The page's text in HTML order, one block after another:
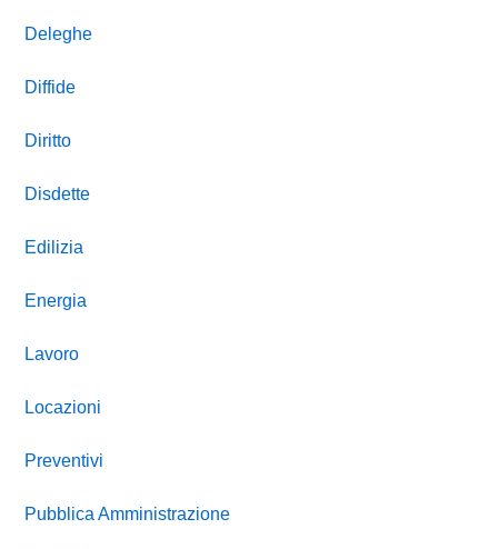
Deleghe
Diffide
Diritto
Disdette
Edilizia
Energia
Lavoro
Locazioni
Preventivi
Pubblica Amministrazione